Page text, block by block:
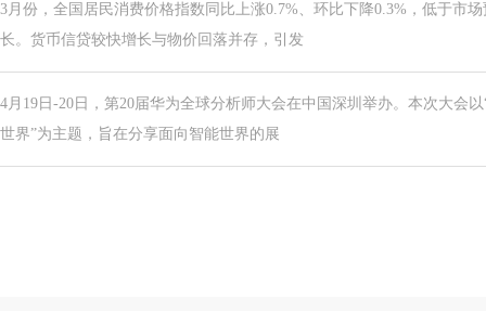
3月份，全国居民消费价格指数同比上涨0.7%、环比下降0.3%，低于市
长。货币信贷较快增长与物价回落并存，引发
4月19日-20日，第20届华为全球分析师大会在中国深圳举办。本次大会
世界”为主题，旨在分享面向智能世界的展